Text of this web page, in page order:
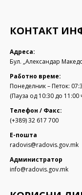
КОНТАКТ
Адреса:
Бул. „Александар
Работно време:
Понеделник – Петок:
(Пауза од 10:30 до 11:00
Телефон / Факс:
(+389) 32 617 700
Е-пошта
radovis@radovis.gov.mk
Администратор
info@radovis.gov.mk